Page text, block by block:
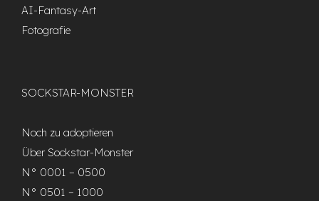
AI-Fantasy-Art
Fotografie
SOCKSTAR-MONSTER
Noch zu adoptieren
Über Sockstar-Monster
N° 0001 – 0500
N° 0501 – 1000